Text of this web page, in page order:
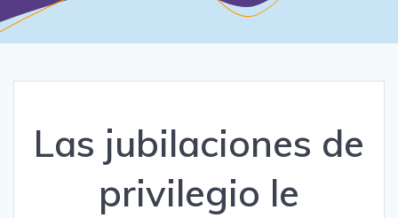
Las jubilaciones de
privilegio le